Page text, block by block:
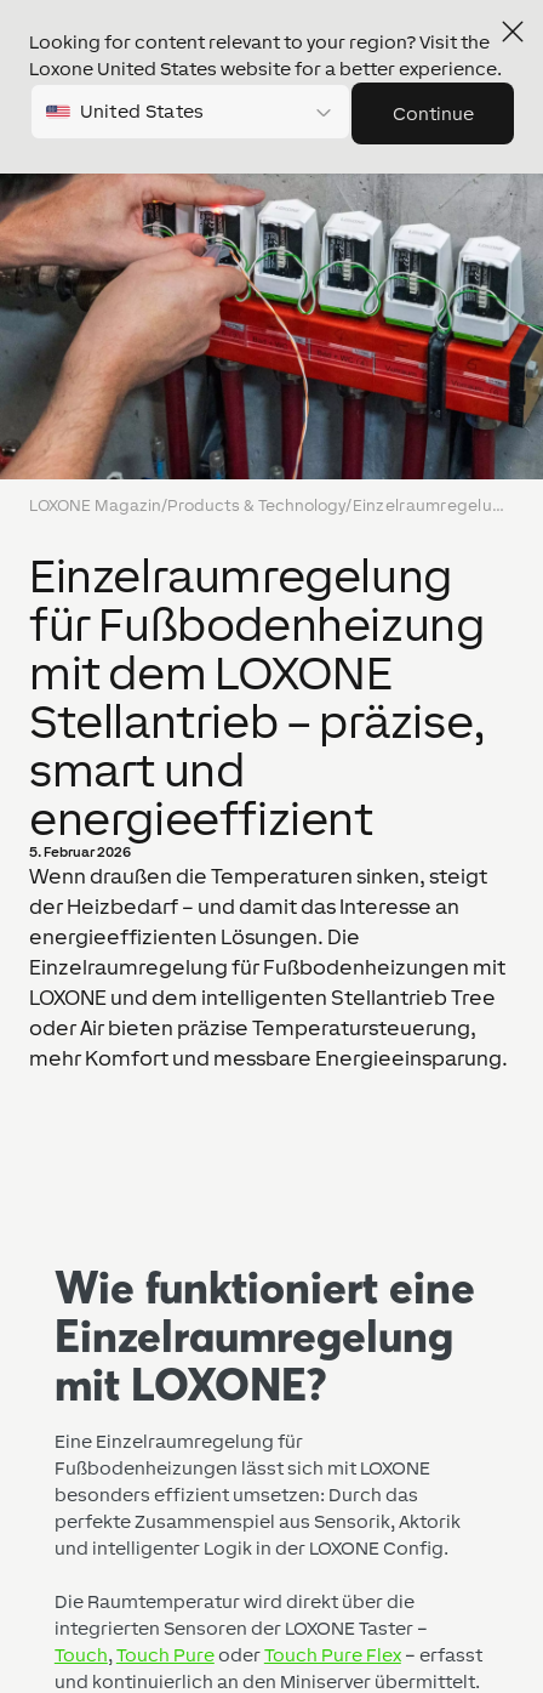
Looking for content relevant to your region? Visit the
Loxone United States website for a better experience.
United States Continue
LOXONE Magazin/Products & Technology/ Einzelraumregelung für Fußbodenheizung mit dem LOXONE Stellantrieb – präzise, smart und energieeffizient
Einzelraumregelung
für Fußbodenheizung
mit dem LOXONE
Stellantrieb – präzise,
smart und
energieeffizient
5. Februar 2026
Wenn draußen die Temperaturen sinken, steigt
der Heizbedarf – und damit das Interesse an
energieeffizienten Lösungen. Die
Einzelraumregelung für Fußbodenheizungen mit
LOXONE und dem intelligenten Stellantrieb Tree
oder Air bieten präzise Temperatursteuerung,
mehr Komfort und messbare Energieeinsparung.
Wie funktioniert eine
Einzelraumregelung
mit LOXONE?
Eine Einzelraumregelung für
Fußbodenheizungen lässt sich mit LOXONE
besonders effizient umsetzen: Durch das
perfekte Zusammenspiel aus Sensorik, Aktorik
und intelligenter Logik in der LOXONE Config.
Die Raumtemperatur wird direkt über die
integrierten Sensoren der LOXONE Taster –
Touch, Touch PureoderTouch Pure Flex– erfasst
und kontinuierlich an den Miniserver übermittelt.